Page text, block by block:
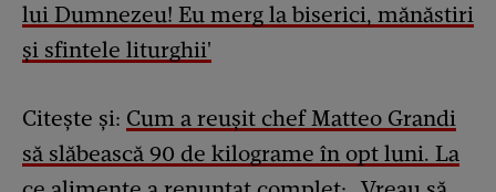
lui Dumnezeu! Eu merg la biserici, mănăstiri
și sfintele liturghii'
Citește și: Cum a reușit chef Matteo Grandi
să slăbească 90 de kilograme în opt luni. La